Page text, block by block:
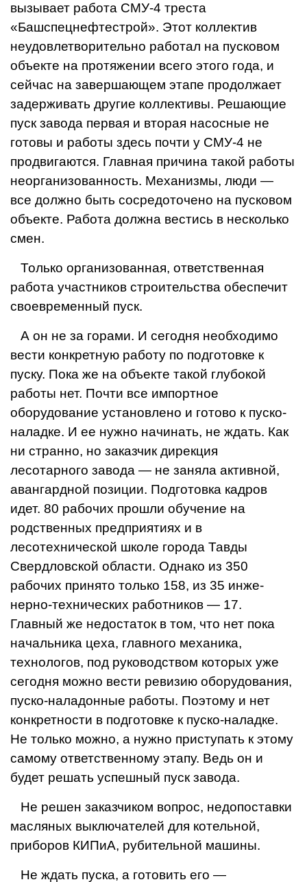
вызывает работа СМУ-4 треста
«Башспецнефтестрой». Этот коллектив
неудов­летворительно работал на пусковом
объекте на протяжении всего этого года, и
сейчас на заверша­ющем этапе продолжает
задержи­вать другие коллективы. Решающие
пуск завода первая и вторая насосные не
готовы и работы здесь почти у СМУ-4 не
продви­гаются. Главная причина такой работы
неорганизованность. Ме­ханизмы, люди —
все должно быть сосредоточено на пусковом
объекте. Работа должна вестись в несколько
смен.
Только организованная, ответ­ственная
работа участников стро­ительства обеспечит
своевременный пуск.
А он не за горами. И сегодня необходимо
вести конкретную работу по подготовке к
пуску. Пока же на объекте такой глубокой
работы нет. Почти все импортное
оборудование установлено и готово к пуско-
наладке. И ее нужно начинать, не ждать. Как
ни странно, но заказчик дирекция
лесотарного завода — не заняла активной,
авангардной позиции. Подготовка кадров
идет. 80 рабочих прошли обучение на
родственных предприятиях и в
лесотехнической школе города Тавды
Свердловской области. Однако из 350
рабочих принято только 158, из 35 инже­
нерно-технических работников — 17.
Главный же недостаток в том, что нет пока
начальника це­ха, главного механика,
техноло­гов, под руководством которых уже
сегодня можно вести ревизию оборудования,
пуско-наладонные работы. Поэтому и нет
конкретности в подготовке к пуско-наладке.
Не только можно, а нужно приступать к этому
самому ответственному этапу. Ведь он и
будет решать успешный пуск завода.
Не решен заказчиком вопрос, недопоставки
масляных выключателей для котельной,
приборов КИПиА, рубительной машины.
Не ждать пуска, а готовить его —